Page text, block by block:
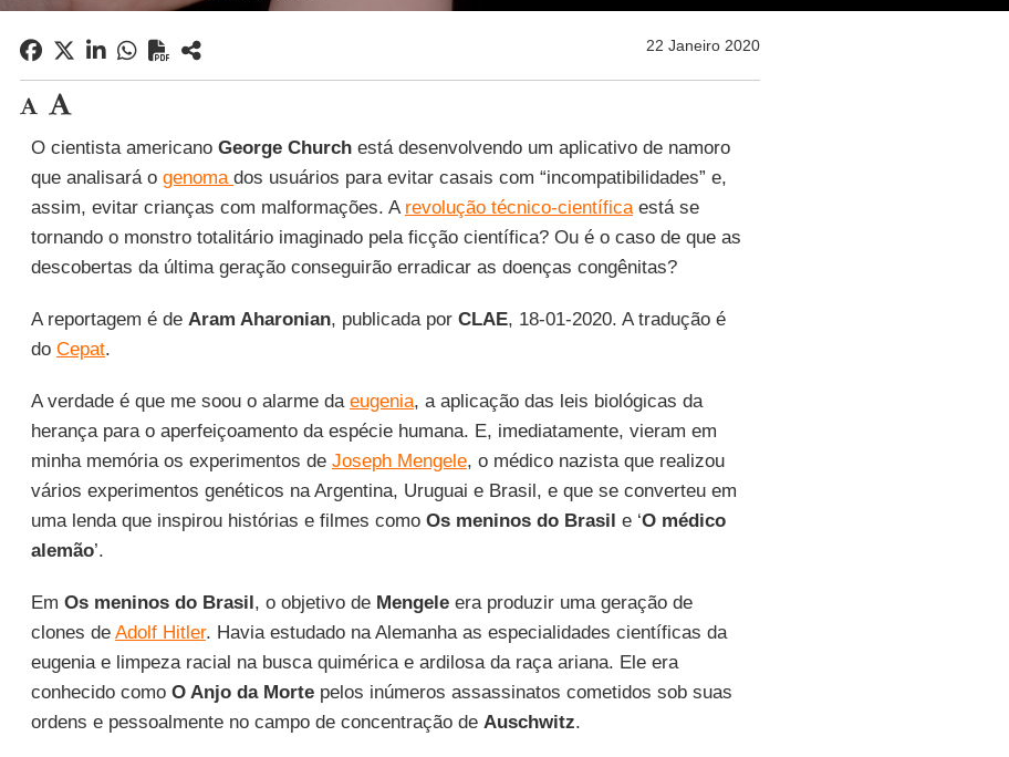
22 Janeiro 2020
O cientista americano George Churchestá desenvolvendo um aplicativo de namoro
que analisará o genoma dos usuários para evitar casais com “incompatibilidades” e,
assim, evitar crianças com malformações. A revolução técnico-científicaestá se
tornando o monstro totalitário imaginado pela ficção científica? Ou é o caso de que as
descobertas da última geração conseguirão erradicar as doenças congênitas?
A reportagem é de Aram Aharonian, publicada por CLAE, 18-01-2020. A tradução é
do Cepat.
A verdade é que me soou o alarme da eugenia, a aplicação das leis biológicas da
herança para o aperfeiçoamento da espécie humana. E, imediatamente, vieram em
minha memória os experimentos de Joseph Mengele, o médico nazista que realizou
vários experimentos genéticos na Argentina, Uruguai e Brasil, e que se converteu em
uma lenda que inspirou histórias e filmes como Os meninos do Brasil e ‘O médico
alemão’.
Em Os meninos do Brasil, o objetivo de Mengeleera produzir uma geração de
clones de Adolf Hitler. Havia estudado na Alemanha as especialidades científicas da
eugenia e limpeza racial na busca quimérica e ardilosa da raça ariana. Ele era
conhecido como O Anjo da Mortepelos inúmeros assassinatos cometidos sob suas
ordens e pessoalmente no campo de concentração de Auschwitz.